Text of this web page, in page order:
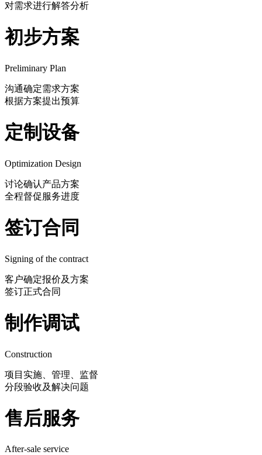
对需求进行解答分析
初步方案
Preliminary Plan
沟通确定需求方案
根据方案提出预算
定制设备
Optimization Design
讨论确认产品方案
全程督促服务进度
签订合同
Signing of the contract
客户确定报价及方案
签订正式合同
制作调试
Construction
项目实施、管理、监督
分段验收及解决问题
售后服务
After-sale service